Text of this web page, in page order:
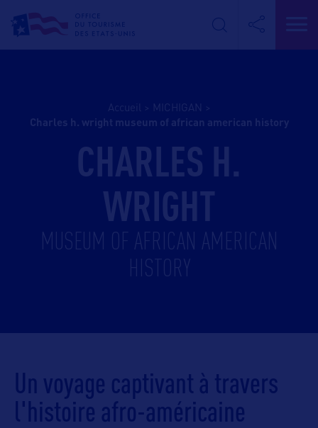
Accueil MICHIGAN
charles h. wright museum of african american history
CHARLES H.
WRIGHT
MUSEUM OF AFRICAN AMERICAN
HISTORY
Un voyage captivant à travers
l'histoire afro-américaine